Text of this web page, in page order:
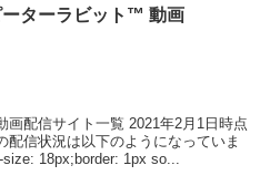
ーターラビット™ 動画
配信サイト一覧 2021年2月1日時点
信状況は以下のようになっていま
18px;border: 1px so...